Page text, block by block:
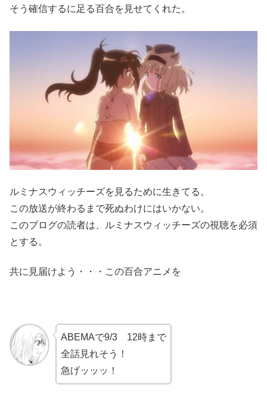
そう確信するに足る百合を見せてくれた。
ルミナスウィッチーズを見るために生きてる。
この放送が終わるまで死ぬわけにはいかない。
このブログの読者は、ルミナスウィッチーズの視聴を必須
とする。
共に見届けよう・・・この百合アニメを
ABEMAで9/3 12時まで
全話見れそう！
急げッッッ！